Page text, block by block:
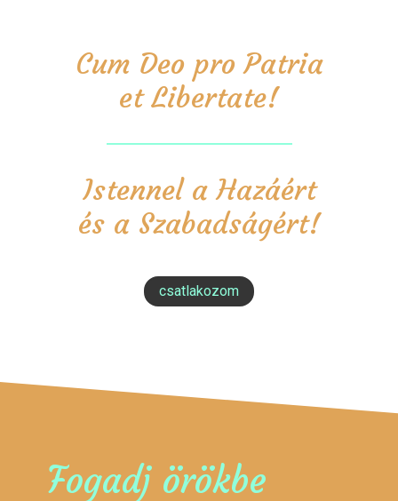
Cum Deo pro Patria
et Libertate!
Istennel a Hazáért
és a Szabadságért!
csatlakozom
Fogadj örökbe